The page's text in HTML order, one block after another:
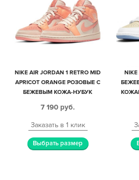
NIKE AIR JORDAN 1 RETRO MID
APRICOT ORANGE РОЗОВЫЕ С
БЕЖЕВЫМ КОЖА-НУБУК
7 190 руб.
Заказать в 1 клик
Выбрать размер
NIKE